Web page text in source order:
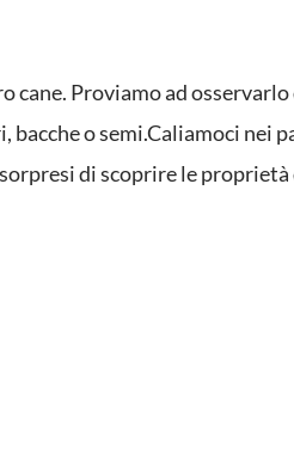
Proviamo ad
o semi.Caliamoci nei
di scoprire le